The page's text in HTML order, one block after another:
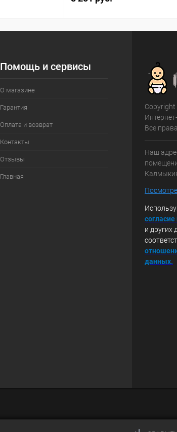
Помощь и сервисы
О магазине
Гарантия
Оплата и возврат
Контакты
Отзывы
Главная
Все
Наш
согласие
и других
данных.